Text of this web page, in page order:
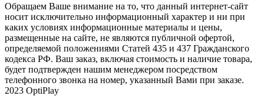
Обращаем Ваше внимание на то, что данный интернет-сайт
носит исключительно информационный характер и ни при
каких условиях информационные материалы и цены,
размещенные на сайте, не являются публичной офертой,
определяемой положениями Статей 435 и 437 Гражданского
кодекса РФ. Ваш заказ, включая стоимость и наличие товара,
будет подтвержден нашим менеджером посредством
телефонного звонка на номер, указанный Вами при заказе.
2023 OptiPlay